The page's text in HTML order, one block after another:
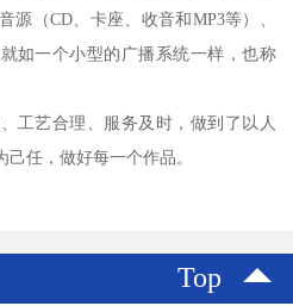
源（CD、卡座、收音和MP3等）、
如一个小型的广播系统一样，也称
工艺合理、服务及时，做到了以人
任，做好每一个作品。
Top